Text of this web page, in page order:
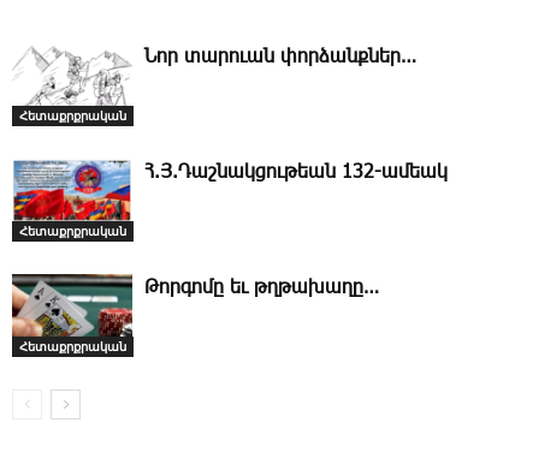
Հետաքրքրական
­Նոր տա­րո­ւան փոր­ձանք­ներ…
Հետաքրքրական
Հ.Յ.­Դաշ­նակ­ցու­թեան 132-ա­մեակ
Հետաքրքրական
Թորգոմը եւ թղթախաղը…